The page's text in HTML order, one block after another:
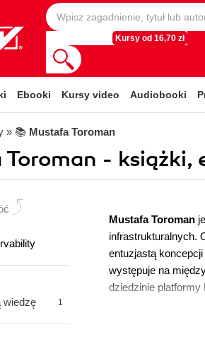
Kursy od 16,70 zł
Ebooki Kursy video Audiobooki
» 📚 Mustafa Toroman
- książki,
wiedzę
1
Mustafa Toroman
infrastrukturalnych.
entuzjastą
występuje na
dziedzinie platformy